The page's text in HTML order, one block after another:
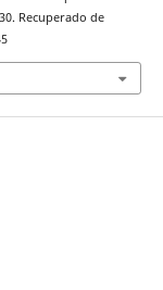
Recuperado de